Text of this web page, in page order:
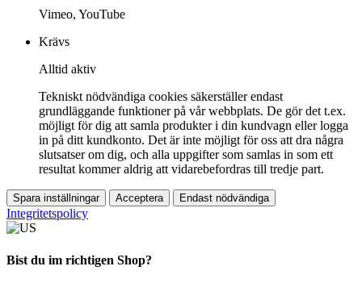
Vimeo, YouTube
Krävs
Alltid aktiv
Tekniskt nödvändiga cookies säkerställer endast
grundläggande funktioner på vår webbplats. De gör det t.ex.
möjligt för dig att samla produkter i din kundvagn eller logga
in på ditt kundkonto. Det är inte möjligt för oss att dra några
slutsatser om dig, och alla uppgifter som samlas in som ett
resultat kommer aldrig att vidarebefordras till tredje part.
Spara inställningar Acceptera Endast nödvändiga
Integritetspolicy
Bist du im richtigen Shop?